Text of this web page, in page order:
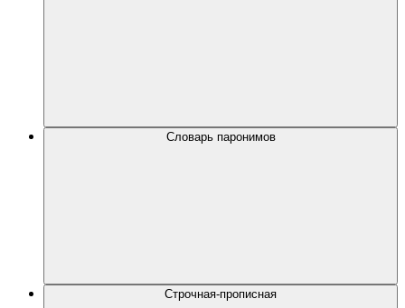
Словарь паронимов
Строчная-прописная